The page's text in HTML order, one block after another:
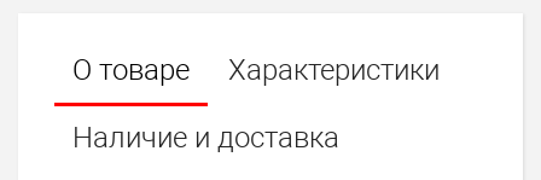
О товаре
Характеристики
Наличие и доставка